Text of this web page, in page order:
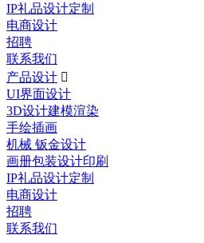
IP礼品设计定制
电商设计
招聘
联系我们
产品设计 
UI界面设计
3D设计建模渲染
手绘插画
机械 钣金设计
画册包装设计印刷
IP礼品设计定制
电商设计
招聘
联系我们